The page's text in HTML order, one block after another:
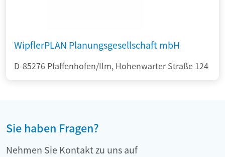
WipflerPLAN Planungsgesellschaft mbH
D-85276 Pfaffenhofen/Ilm, Hohenwarter Straße 124
Sie haben Fragen?
Nehmen Sie Kontakt zu uns auf